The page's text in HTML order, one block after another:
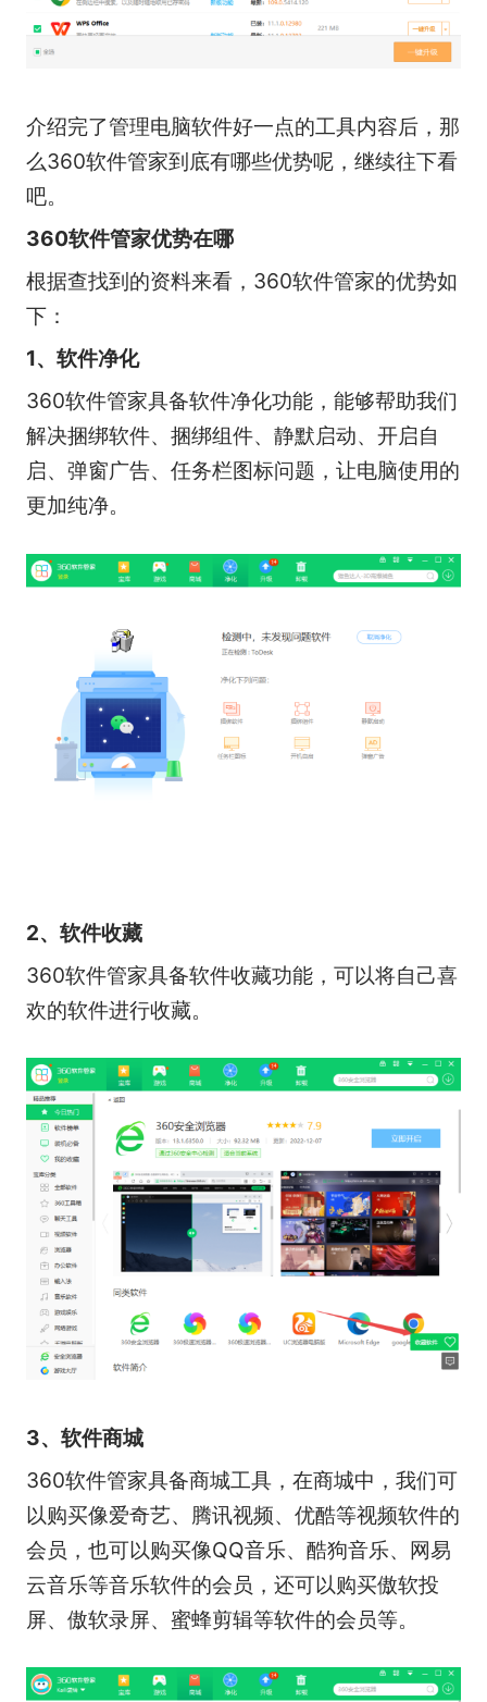
介绍完了管理电脑软件好一点的工具内容后，那
么360软件管家到底有哪些优势呢，继续往下看
吧。
360软件管家优势在哪
根据查找到的资料来看，360软件管家的优势如
下：
1、软件净化
360软件管家具备软件净化功能，能够帮助我们
解决捆绑软件、捆绑组件、静默启动、开启自
启、弹窗广告、任务栏图标问题，让电脑使用的
更加纯净。
2、软件收藏
360软件管家具备软件收藏功能，可以将自己喜
欢的软件进行收藏。
3、软件商城
360软件管家具备商城工具，在商城中，我们可
以购买像爱奇艺、腾讯视频、优酷等视频软件的
会员，也可以购买像QQ音乐、酷狗音乐、网易
云音乐等音乐软件的会员，还可以购买傲软投
屏、傲软录屏、蜜蜂剪辑等软件的会员等。